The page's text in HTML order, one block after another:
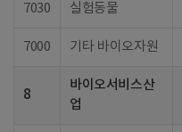
7030 실험동물
7000 기타 바이오자원
8
바이오서비스산
업